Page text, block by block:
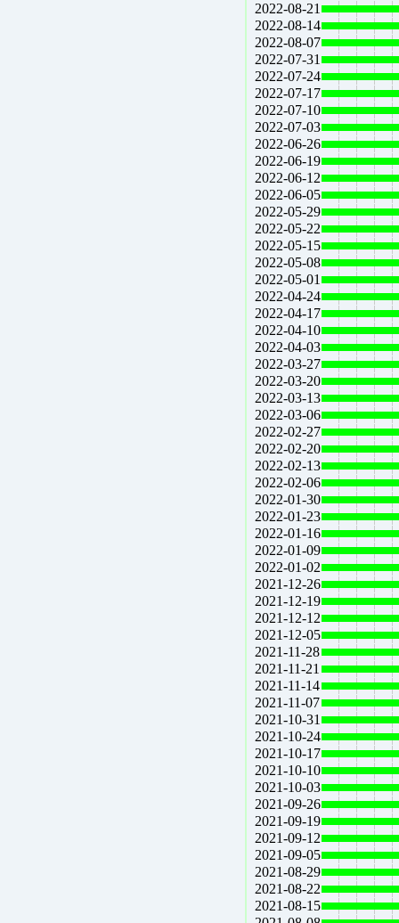
2022-08-21
2022-08-14
2022-08-07
2022-07-31
2022-07-24
2022-07-17
2022-07-10
2022-07-03
2022-06-26
2022-06-19
2022-06-12
2022-06-05
2022-05-29
2022-05-22
2022-05-15
2022-05-08
2022-05-01
2022-04-24
2022-04-17
2022-04-10
2022-04-03
2022-03-27
2022-03-20
2022-03-13
2022-03-06
2022-02-27
2022-02-20
2022-02-13
2022-02-06
2022-01-30
2022-01-23
2022-01-16
2022-01-09
2022-01-02
2021-12-26
2021-12-19
2021-12-12
2021-12-05
2021-11-28
2021-11-21
2021-11-14
2021-11-07
2021-10-31
2021-10-24
2021-10-17
2021-10-10
2021-10-03
2021-09-26
2021-09-19
2021-09-12
2021-09-05
2021-08-29
2021-08-22
2021-08-15